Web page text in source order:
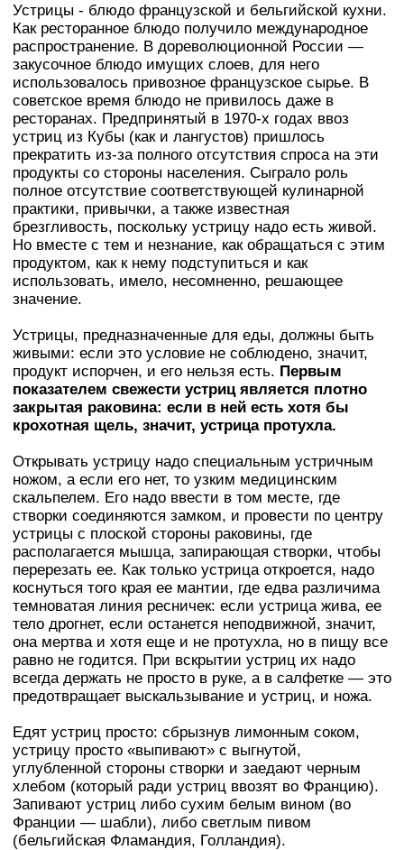
Устрицы - блюдо французской и бельгийской кухни.
Как ресторанное блюдо получило международное
распространение. В дореволюционной России —
закусочное блюдо имущих слоев, для него
использовалось привозное французское сырье. В
советское время блюдо не привилось даже в
ресторанах. Предпринятый в 1970-х годах ввоз
устриц из Кубы (как и лангустов) пришлось
прекратить из-за полного отсутствия спроса на эти
продукты со стороны населения. Сыграло роль
полное отсутствие соответствующей кулинарной
практики, привычки, а также известная
брезгливость, поскольку устрицу надо есть живой.
Но вместе с тем и незнание, как обращаться с этим
продуктом, как к нему подступиться и как
использовать, имело, несомненно, решающее
значение.
Устрицы, предназначенные для еды, должны быть
живыми: если это условие не соблюдено, значит,
продукт испорчен, и его нельзя есть. Первым
показателем свежести устриц является плотно
закрытая раковина: если в ней есть хотя бы
крохотная щель, значит, устрица протухла.
Открывать устрицу надо специальным устричным
ножом, а если его нет, то узким медицинским
скальпелем. Его надо ввести в том месте, где
створки соединяются замком, и провести по центру
устрицы с плоской стороны раковины, где
располагается мышца, запирающая створки, чтобы
перерезать ее. Как только устрица откроется, надо
коснуться того края ее мантии, где едва различима
темноватая линия ресничек: если устрица жива, ее
тело дрогнет, если останется неподвижной, значит,
она мертва и хотя еще и не протухла, но в пищу все
равно не годится. При вскрытии устриц их надо
всегда держать не просто в руке, а в салфетке — это
предотвращает выскальзывание и устриц, и ножа.
Едят устриц просто: сбрызнув лимонным соком,
устрицу просто «выпивают» с выгнутой,
углубленной стороны створки и заедают черным
хлебом (который ради устриц ввозят во Францию).
Запивают устриц либо сухим белым вином (во
Франции — шабли), либо светлым пивом
(бельгийская Фламандия, Голландия).